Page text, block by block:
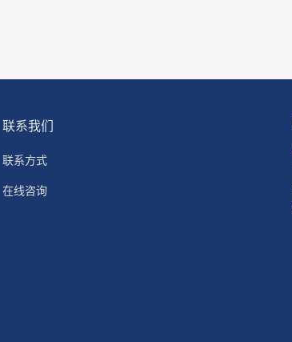
联系我们
联系方式
在线咨询